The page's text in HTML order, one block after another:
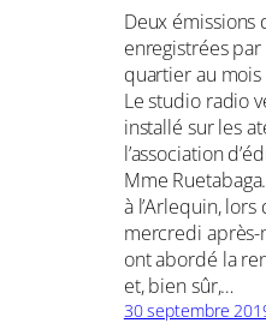
Deux émissions
enregistrées
quartier au
Le studio radio
installé sur les
l’association
Mme
à l’Arlequin, lors
mercredi
ont abordé la
et, bien sûr,…
30 septembre